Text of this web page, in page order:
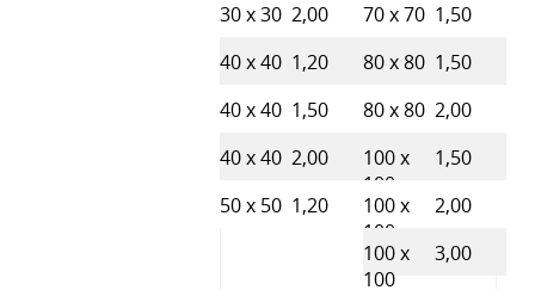
30 x 30 2,00
40 x 40 1,20
40 x 40 1,50
40 x 40 2,00
50 x 50 1,20
70 x 70 1,50
80 x 80 1,50
80 x 80 2,00
100 x
100
1,50
100 x
100
2,00
100 x
100
3,00